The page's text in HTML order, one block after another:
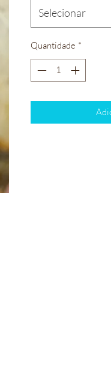
Selecionar
Quantidade *